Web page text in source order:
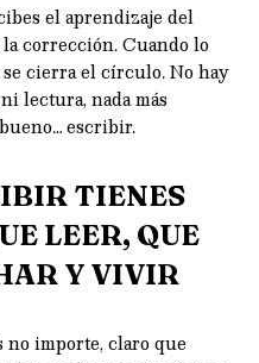
el aprendizaje del
corrección. Cuando lo
cierra el círculo. No hay
lectura, nada más
escribir.
TIENES
LEER, QUE
Y VIVIR
no importe, claro que